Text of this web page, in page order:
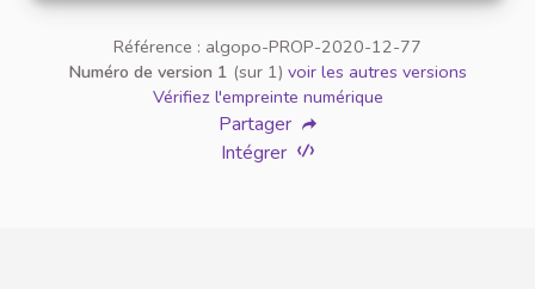
Référence : algopo-PROP-2020-12-77
Numéro de version 1 (sur 1) voir les autres versions
Vérifiez l'empreinte numérique
Partager
Intégrer